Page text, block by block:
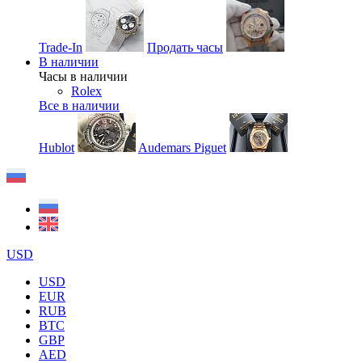
Trade-In
Продать часы
В наличии
Часы в наличии
Rolex
Все в наличии
Hublot Audemars Piguet
USD
USD
EUR
RUB
BTC
GBP
AED